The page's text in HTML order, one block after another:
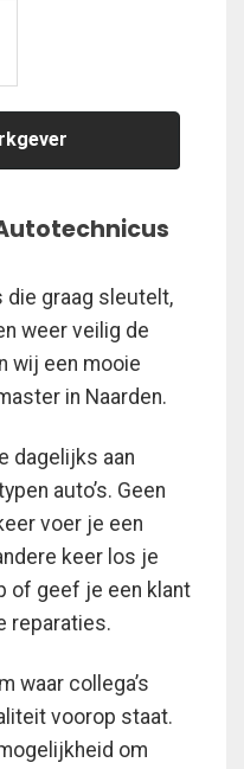
die graag sleutelt,
weer veilig de
wij een mooie
in Naarden.
dagelijks aan
auto’s. Geen
voer je een
keer los je
of geef je een klant
reparaties.
waar collega’s
voorop staat.
om